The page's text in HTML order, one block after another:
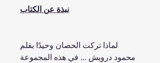
نبذة عن الكتاب
لماذا تركت الحصان وحيدًا بقلم
محمود درويش ... في هذه المجموعة